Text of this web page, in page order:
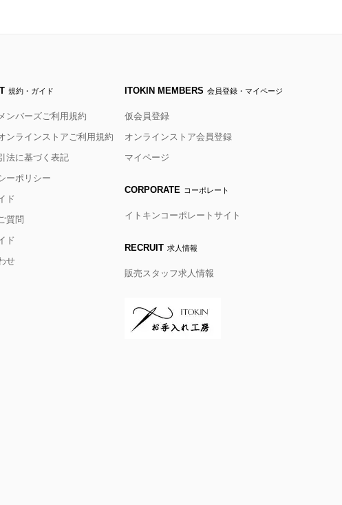
規約・ガイド
ンバーズご利用規約
ンラインストアご利用規約
法に基づく表記
ーポリシー
ド
質問
ド
せ
ITOKIN MEMBERS 会員登録・マイページ
仮会員登録
オンラインストア会員登録
マイページ
CORPORATE コーポレート
イトキンコーポレートサイト
RECRUIT 求人情報
販売スタッフ求人情報